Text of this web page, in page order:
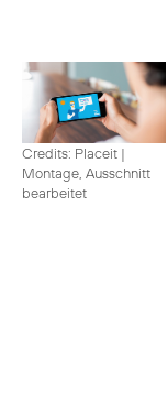
Credits: Placeit |
Montage, Ausschnitt
bearbeitet